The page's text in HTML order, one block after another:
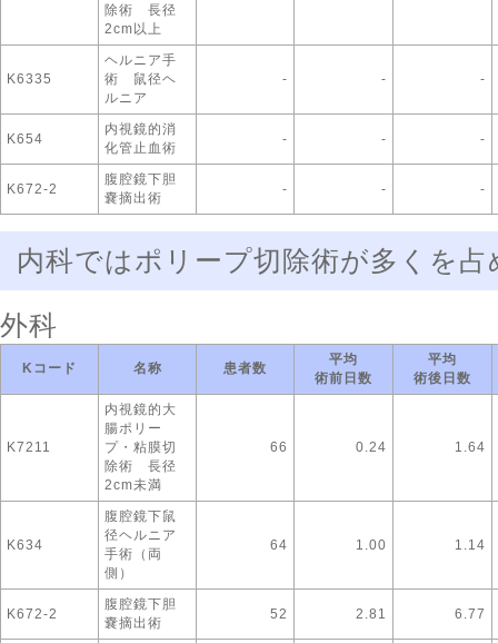
除術 長径
2cm以上
K6335
ヘルニア手
術 鼠径ヘ
ルニア
- - -
K654
内視鏡的消
化管止血術
- - -
K672-2
腹腔鏡下胆
嚢摘出術
- - -
内科ではポリープ切除術が多くを
外科
Kコード 名称 患者数
平均
術前日数
平均
術後日数
K7211
内視鏡的大
腸ポリー
プ・粘膜切
除術 長径
2cm未満
66 0.24 1.64
K634
腹腔鏡下鼠
径ヘルニア
手術（両
側）
64 1.00 1.14
K672-2
腹腔鏡下胆
嚢摘出術
52 2.81 6.77